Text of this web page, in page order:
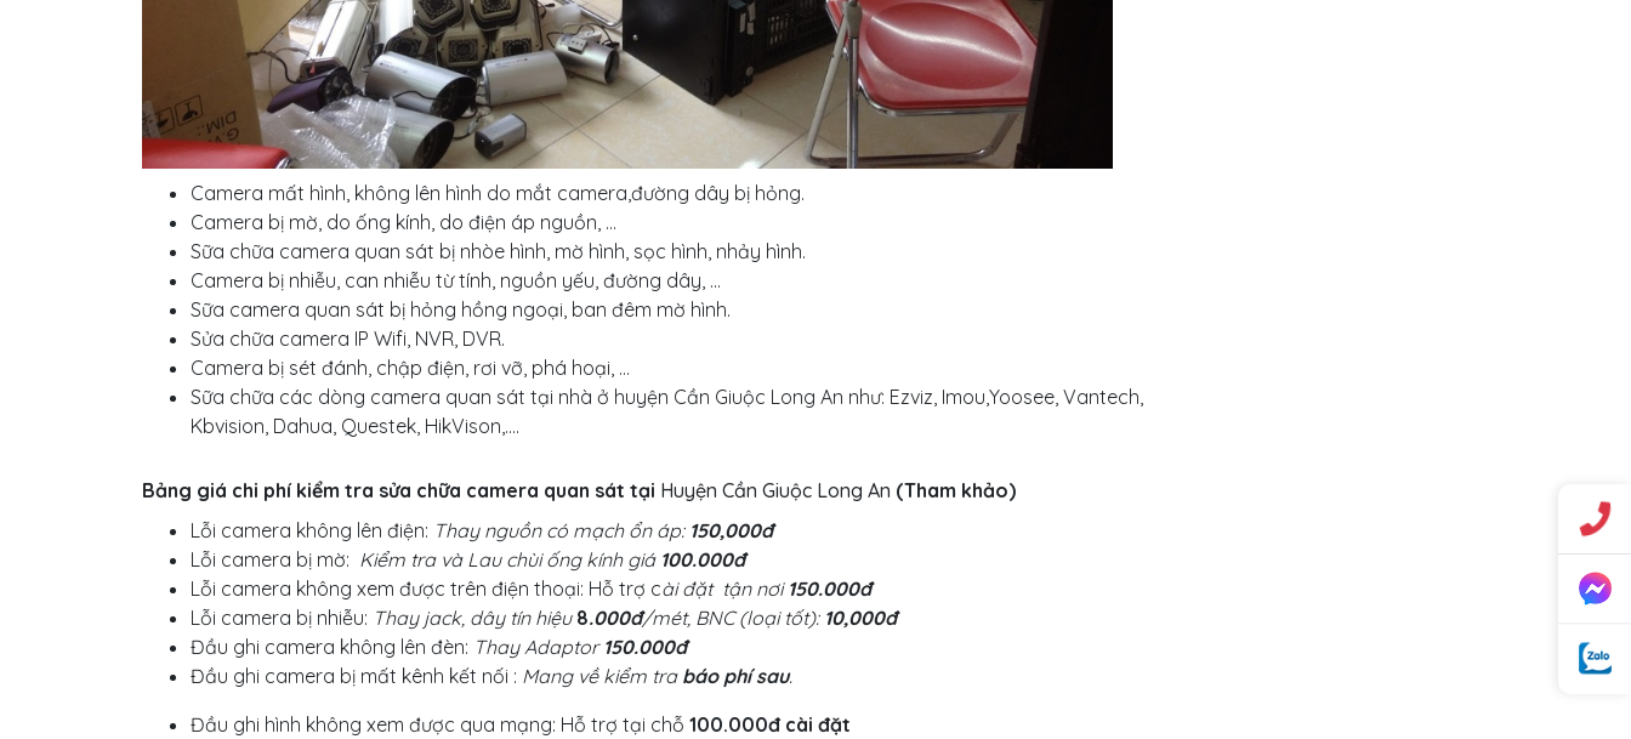
Camera mất hình, không lên hình do mắt camera,đường dây bị hỏng.
Camera bị mờ, do ống kính, do điện áp nguồn, …
Sữa chữa camera quan sát bị nhòe hình, mờ hình, sọc hình, nhảy hình.
Camera bị nhiễu, can nhiễu từ tính, nguồn yếu, đường dây, …
Sữa camera quan sát bị hỏng hồng ngoại, ban đêm mờ hình.
Sửa chữa camera IP Wifi, NVR, DVR.
Camera bị sét đánh, chập điện, rơi vỡ, phá hoại, …
Sữa chữa các dòng camera quan sát tại nhà ở huyện Cần Giuộc Long An như: Ezviz, Imou,Yoosee, Vantech,
Kbvision, Dahua, Questek, HikVison,….
Bảng giá chi phí kiểm tra sửa chữa camera quan sát tại Huyện Cần Giuộc Long An (Tham khảo)
Lỗi camera không lên điện: Thay nguồn có mạch ổn áp: 150,000đ
Lỗi camera bị mờ: Kiểm tra và Lau chùi ống kính giá 100.000đ
Lỗi camera không xem được trên điện thoại: Hỗ trợ cài đặt tận nơi 150.000đ
Lỗi camera bị nhiễu: Thay jack, dây tín hiệu 8.000đ/mét, BNC (loại tốt): 10,000đ
Đầu ghi camera không lên đèn: Thay Adaptor 150.000đ
Đầu ghi camera bị mất kênh kết nối : Mang về kiểm tra báo phí sau.
Đầu ghi hình không xem được qua mạng: Hỗ trợ tại chỗ 100.000đ cài đặt